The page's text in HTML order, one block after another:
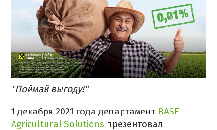
"Поймай выгоду!"
1 декабря 2021 года департамент BASF
Agricultural Solutions презентовал